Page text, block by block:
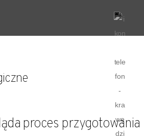
proces przygotowania